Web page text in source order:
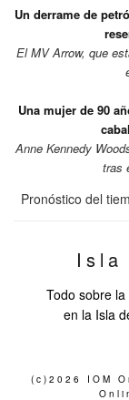
Un derrame de
El MV Arrow, que
Una mujer de 90
Anne Kennedy
tras
Pronóstico del
Isla
Todo sobre
en la Isla
(c)2026 IOM